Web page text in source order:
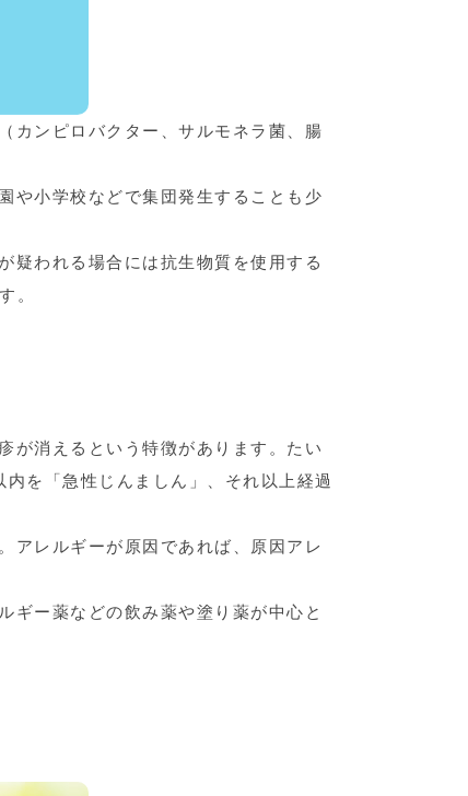
カンピロバクター、サルモネラ菌、腸
や小学校などで集団発生することも少
疑われる場合には抗生物質を使用する
。
が消えるという特徴があります。たい
を「急性じんましん」、それ以上経過
アレルギーが原因であれば、原因アレ
ギー薬などの飲み薬や塗り薬が中心と